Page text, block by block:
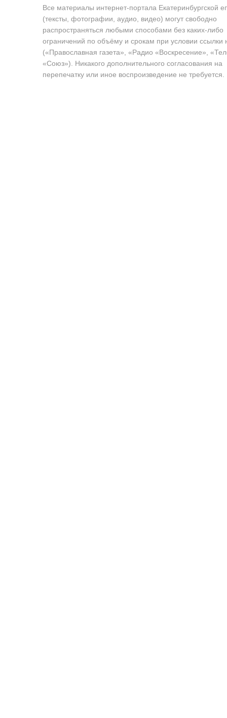
Все материалы интернет-портала Екатеринбургской
(тексты, фотографии, аудио, видео) могут свободно
распространяться любыми способами без каких-либо
ограничений по объёму и срокам при условии ссылки
(«Православная газета», «Радио «Воскресение»,
«Союз»). Никакого дополнительного согласования на
перепечатку или иное воспроизведение не требуется.